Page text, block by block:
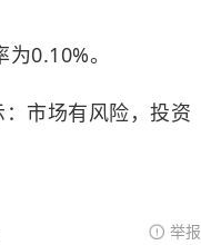
0.10%。
市场有风险，投资
举报